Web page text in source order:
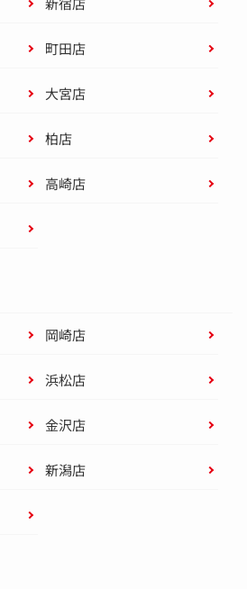
町田店
大宮店
柏店
高崎店
岡崎店
浜松店
金沢店
新潟店